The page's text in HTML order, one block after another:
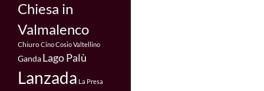
Chiesa in
Valmalenco
ChiuroCinoCosio Valtellino
GandaLago Palù
Lanzada La Presa